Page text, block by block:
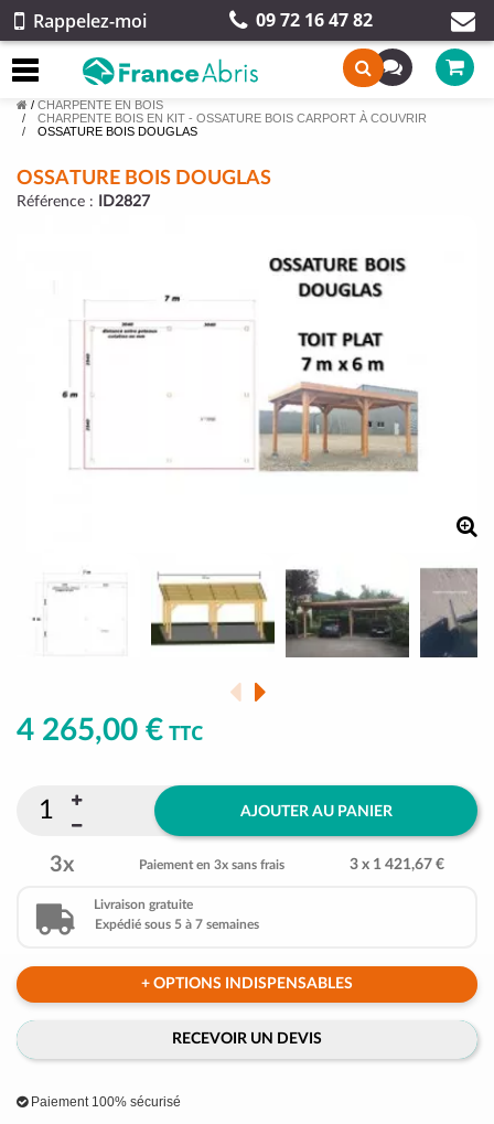
Rappelez-moi 09 72 16 47 82
/ CHARPENTE EN BOIS
CHARPENTE BOIS EN KIT - OSSATURE BOIS CARPORT À COUVRIR
OSSATURE BOIS DOUGLAS
OSSATURE BOIS DOUGLAS
Référence : ID2827
4 265,00 € TTC
AJOUTER AU PANIER
3x Paiement en 3x sans frais 3 x 1 421,67 €
Livraison gratuite
Expédié sous 5 à 7 semaines
+ OPTIONS INDISPENSABLES
RECEVOIR UN DEVIS
Paiement 100% sécurisé